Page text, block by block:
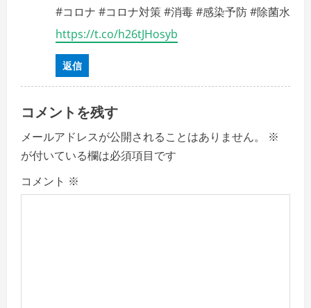
#コロナ #コロナ対策 #消毒 #感染予防 #除菌水
https://t.co/h26tJHosyb
返信
コメントを残す
メールアドレスが公開されることはありません。
※
が付いている欄は必須項目です
コメント ※